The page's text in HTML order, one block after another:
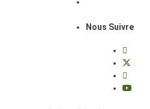
Nous Suivre